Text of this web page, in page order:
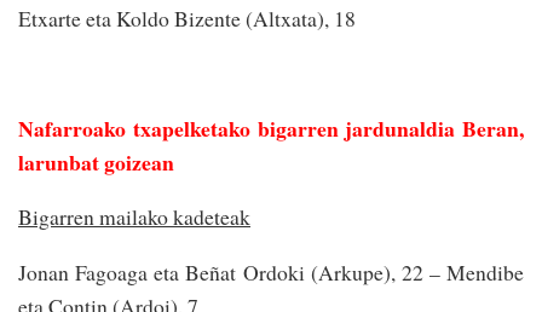
Etxarte eta Koldo Bizente (Altxata), 18
Nafarroako txapelketako bigarren jardunaldia Beran,
larunbat goizean
Bigarren mailako kadeteak
Jonan Fagoaga eta Beñat Ordoki (Arkupe), 22 – Mendibe
eta Contin (Ardoi), 7